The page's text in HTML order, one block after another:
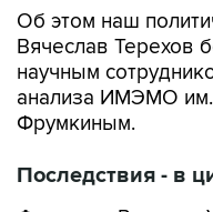
Об этом наш
Вячеслав Терехов
научным
анализа ИМЭМО
Фрумкиным.
Последствия - в